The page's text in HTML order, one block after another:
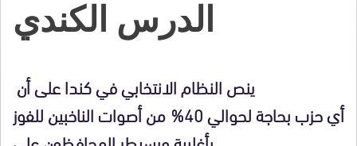
الدرس الكندي
ينص النظام الانتخابي في كندا على أن
أي حزب بحاجة لحوالي 40% من أصوات الناخبين للفوز